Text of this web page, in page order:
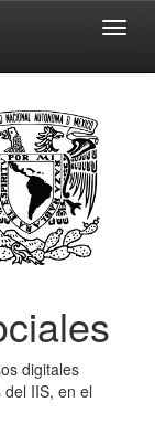
digitales
IIS, en el